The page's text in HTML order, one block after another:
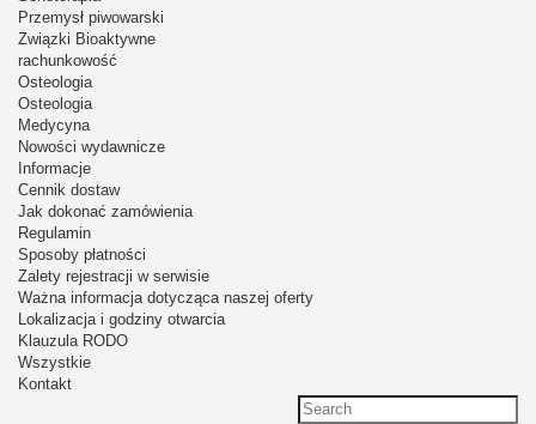
Przemysł piwowarski
Związki Bioaktywne
rachunkowość
Osteologia
Osteologia
Medycyna
Nowości wydawnicze
Informacje
Cennik dostaw
Jak dokonać zamówienia
Regulamin
Sposoby płatności
Zalety rejestracji w serwisie
Ważna informacja dotycząca naszej oferty
Lokalizacja i godziny otwarcia
Klauzula RODO
Wszystkie
Kontakt